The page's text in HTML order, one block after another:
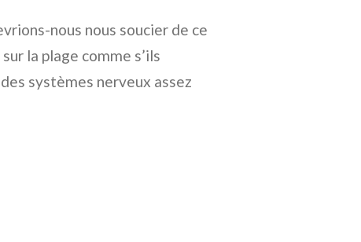
nous nous soucier de ce
la plage comme s’ils
systèmes nerveux assez